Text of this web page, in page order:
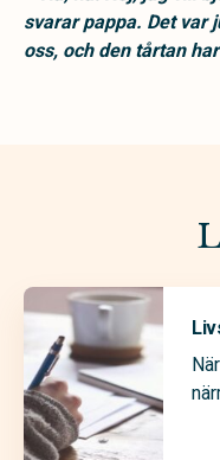
svarar pappa. Det var
oss, och den tårtan